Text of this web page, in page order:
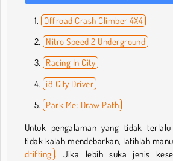
Offroad Crash Climber 4X4
Nitro Speed 2 Underground
Racing In City
i8 City Driver
Park Me: Draw Path
Untuk pengalaman yang tidak
tidak kalah mendebarkan, latihlah
drifting . Jika lebih suka jenis